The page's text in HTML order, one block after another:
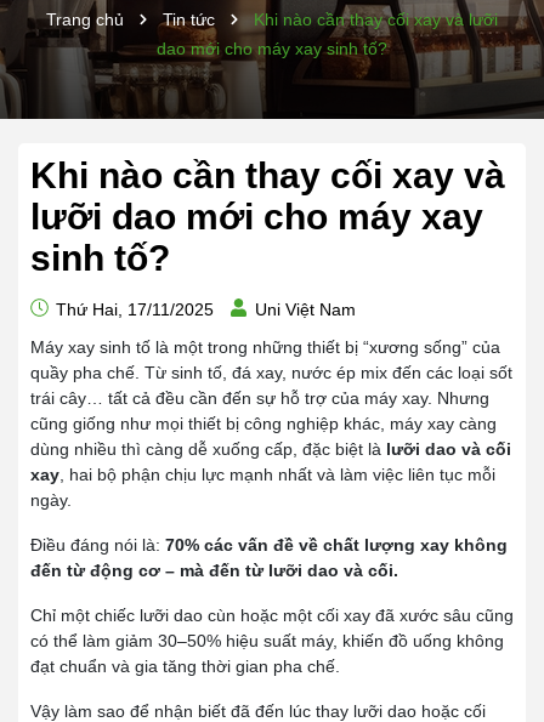
Trang chủ Tin tức
Khi nào cần thay cối xay và lưỡi
dao mới cho máy xay sinh tố?
Khi nào cần thay cối xay và
lưỡi dao mới cho máy xay
sinh tố?
Thứ Hai, 17/11/2025
Uni Việt Nam
Máy xay sinh tố là một trong những thiết bị “xương sống” của
quầy pha chế. Từ sinh tố, đá xay, nước ép mix đến các loại sốt
trái cây… tất cả đều cần đến sự hỗ trợ của máy xay. Nhưng
cũng giống như mọi thiết bị công nghiệp khác, máy xay càng
dùng nhiều thì càng dễ xuống cấp, đặc biệt là lưỡi dao và cối
xay , hai bộ phận chịu lực mạnh nhất và làm việc liên tục mỗi
ngày.
Điều đáng nói là: 70% các vấn đề về chất lượng xay không
đến từ động cơ – mà đến từ lưỡi dao và cối.
Chỉ một chiếc lưỡi dao cùn hoặc một cối xay đã xước sâu cũng
có thể làm giảm 30–50% hiệu suất máy, khiến đồ uống không
đạt chuẩn và gia tăng thời gian pha chế.
Vậy làm sao để nhận biết đã đến lúc thay lưỡi dao hoặc cối